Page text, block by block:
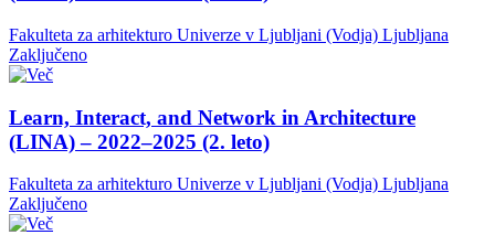
Fakulteta za arhitekturo Univerze v Ljubljani (Vodja) Ljubljana
Zaključeno
Learn, Interact, and Network in Architecture
(LINA) – 2022–2025 (2. leto)
Fakulteta za arhitekturo Univerze v Ljubljani (Vodja) Ljubljana
Zaključeno